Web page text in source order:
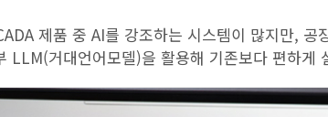
제품 중 AI를 강조하는 시스템이 많지만,
LLM(거대언어모델)을 활용해 기존보다 편하게